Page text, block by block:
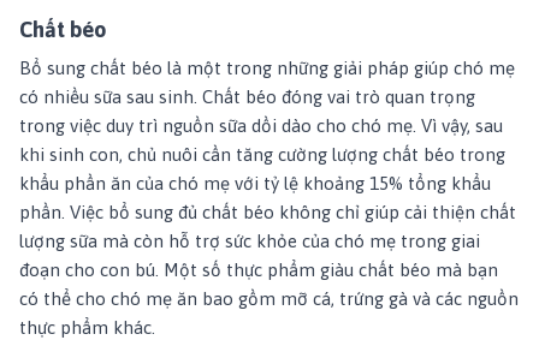
Chất béo
Bổ sung chất béo là một trong những giải pháp giúp chó mẹ
có nhiều sữa sau sinh. Chất béo đóng vai trò quan trọng
trong việc duy trì nguồn sữa dồi dào cho chó mẹ. Vì vậy, sau
khi sinh con, chủ nuôi cần tăng cường lượng chất béo trong
khẩu phần ăn của chó mẹ với tỷ lệ khoảng 15% tổng khẩu
phần. Việc bổ sung đủ chất béo không chỉ giúp cải thiện chất
lượng sữa mà còn hỗ trợ sức khỏe của chó mẹ trong giai
đoạn cho con bú. Một số thực phẩm giàu chất béo mà bạn
có thể cho chó mẹ ăn bao gồm mỡ cá, trứng gà và các nguồn
thực phẩm khác.